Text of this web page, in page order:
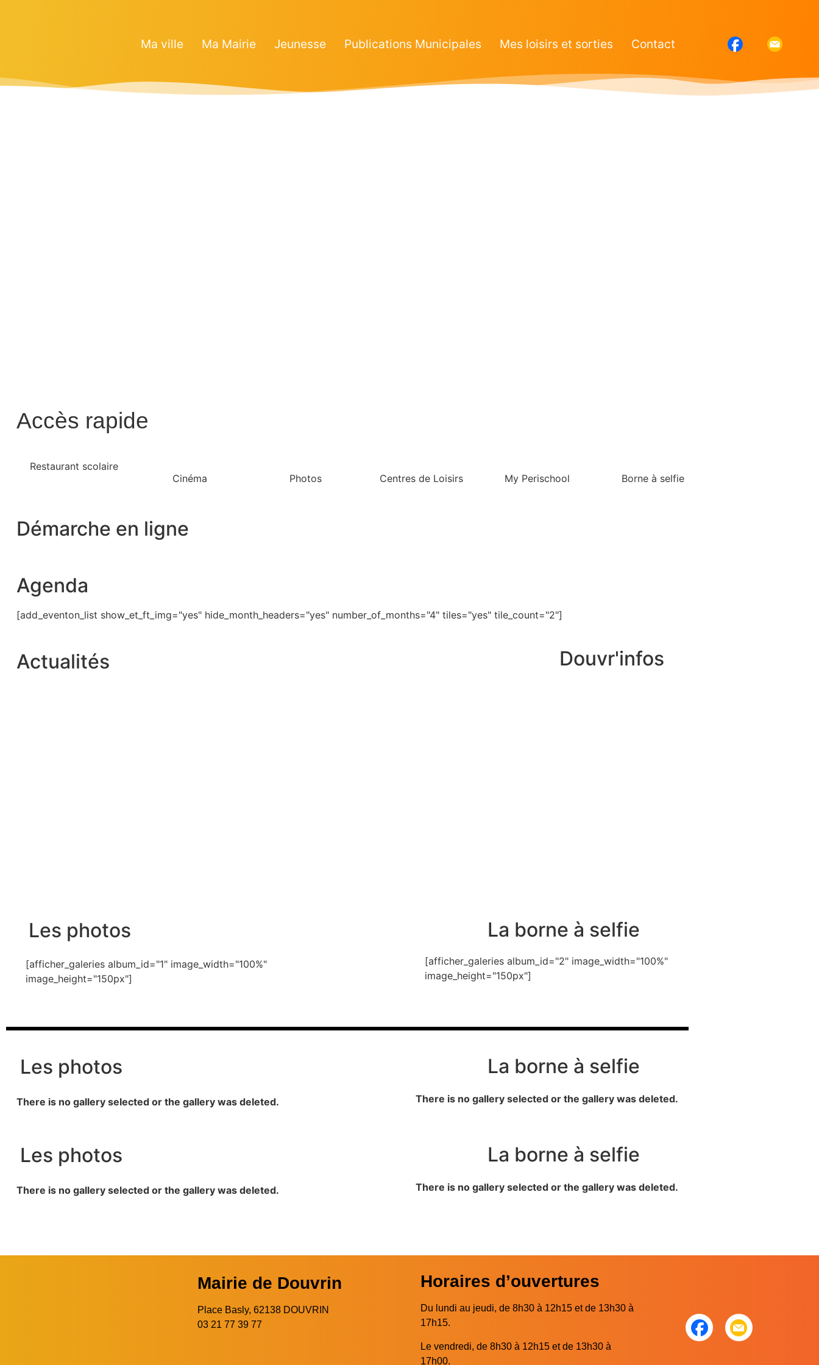
Ma ville Ma Mairie Jeunesse Publications Municipales Mes loisirs et sorties Contact
Accès rapide
Restaurant scolaire
Cinéma
Photos Centres de Loisirs My Perischool Borne à selfie
Démarche en ligne
Agenda
[add_eventon_list show_et_ft_img="yes" hide_month_headers="yes" number_of_months="4" tiles="yes" tile_count="2"]
Actualités Douvr'infos
Les photos
[afficher_galeries album_id="1" image_width="100%"
image_height="150px"]
La borne à selfie
[afficher_galeries album_id="2" image_width="100%"
image_height="150px"]
Les photos
There is no gallery selected or the gallery was deleted.
La borne à selfie
There is no gallery selected or the gallery was deleted.
Les photos
There is no gallery selected or the gallery was deleted.
La borne à selfie
There is no gallery selected or the gallery was deleted.
Mairie de Douvrin
Place Basly, 62138 DOUVRIN
03 21 77 39 77
Horaires d’ouvertures
Du lundi au jeudi, de 8h30 à 12h15 et de 13h30 à
17h15.
Le vendredi, de 8h30 à 12h15 et de 13h30 à
17h00.